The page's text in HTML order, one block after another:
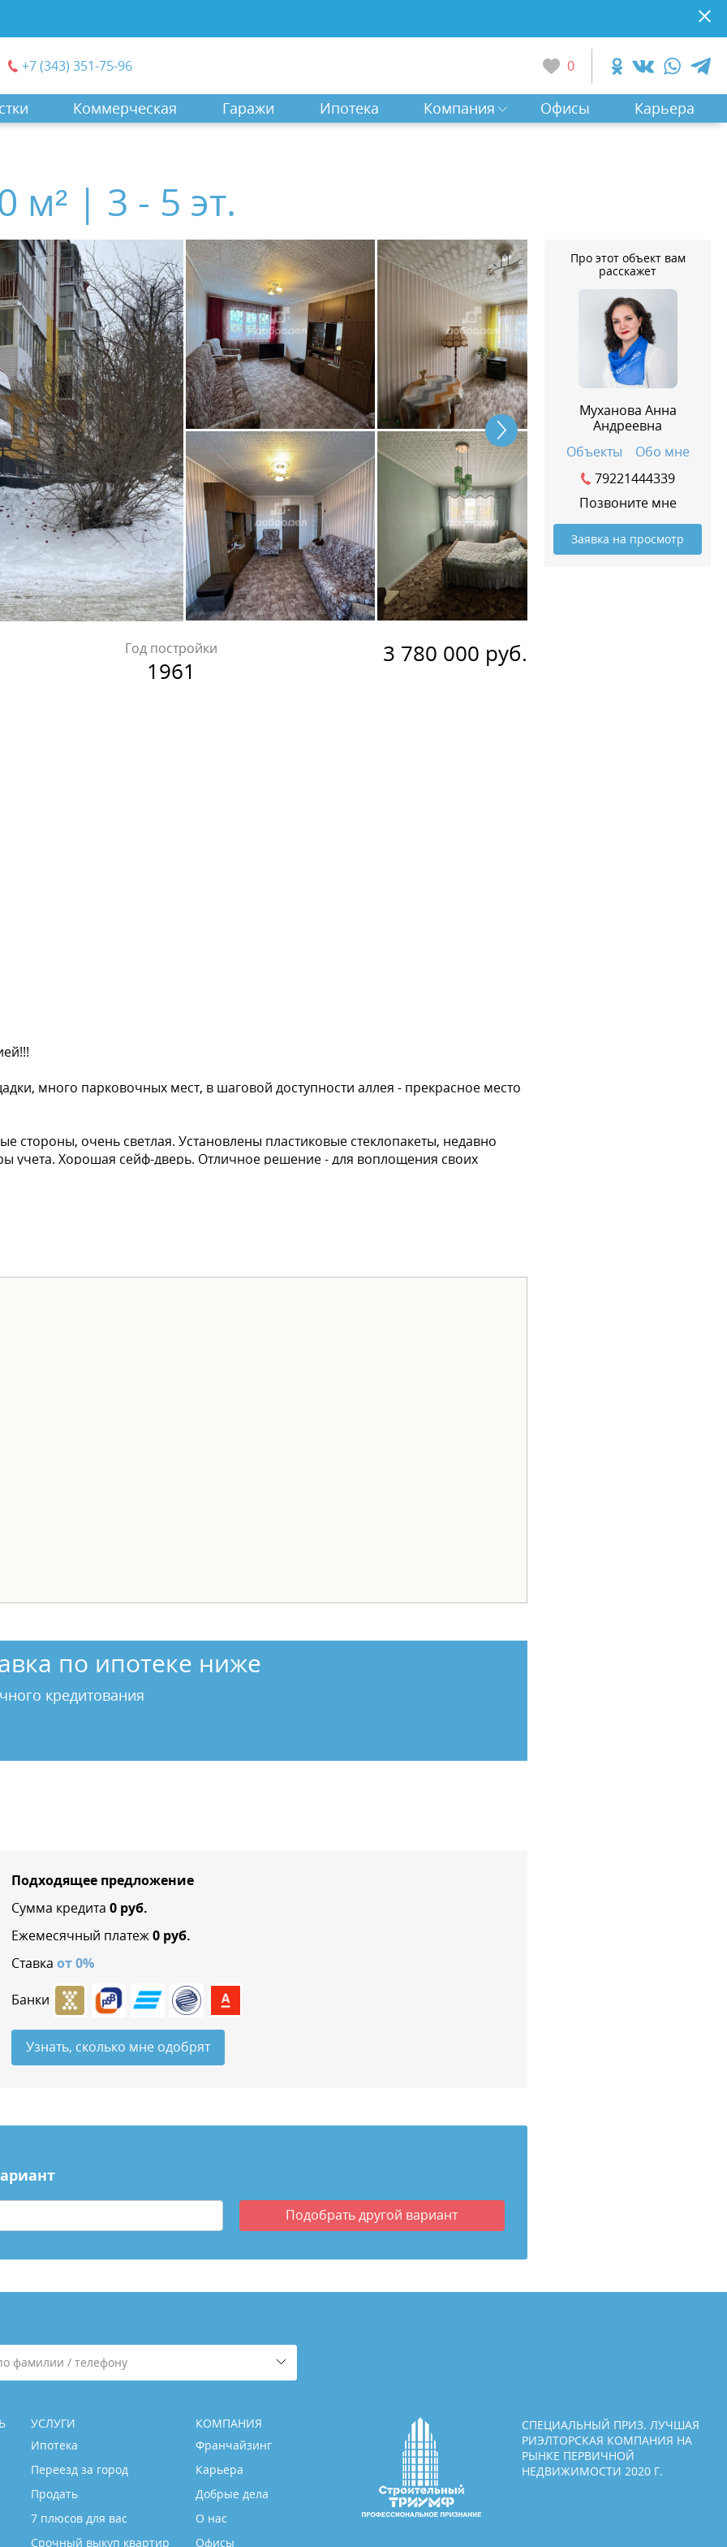
+7 (343) 351-75-96 0
Коммерческая Гаражи Ипотека Компания Офисы Карьера
м² | 3 - 5 эт.
Год постройки
1961
3 780 000 руб.
много парковочных мест, в шаговой доступности аллея - прекрасное место
стороны, очень светлая. Установлены пластиковые стеклопакеты, недавно
учета. Хорошая сейф-дверь. Отличное решение - для воплощения своих
по ипотеке ниже
кредитования
Подходящее предложение
Сумма кредита 0 руб.
Ежемесячный платеж 0 руб.
Ставка от0%
Банки
Узнать, сколько мне одобрят
Подобратьдругой вариант
Про этот объект вам
расскажет
Муханова Анна
Андреевна
Объекты
Обо мне
79221444339
Позвоните мне
Заявка на просмотр
фамилии / телефону
УСЛУГИ
Ипотека
Переезд за город
Продать
7 плюсов для вас
Срочный выкуп квартир
КОМПАНИЯ
Франчайзинг
Карьера
Добрые дела
О нас
Офисы
СПЕЦИАЛЬНЫЙ ПРИЗ. ЛУЧШАЯ
РИЭЛТОРСКАЯ КОМПАНИЯ НА
РЫНКЕ ПЕРВИЧНОЙ
НЕДВИЖИМОСТИ 2020 Г.